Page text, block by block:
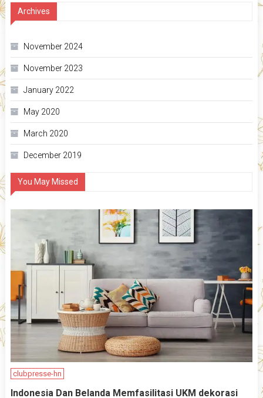
Archives
November 2024
November 2023
January 2022
May 2020
March 2020
December 2019
You May Missed
clubpresse-hn
Indonesia Dan Belanda Memfasilitasi UKM dekorasi